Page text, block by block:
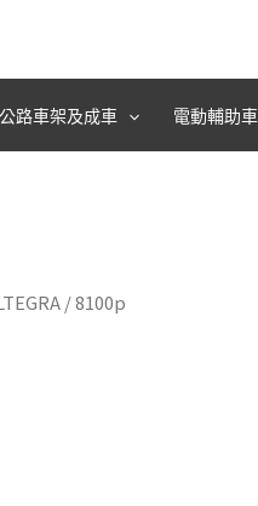
公路車架及成車 電動輔助車
/ 8100p